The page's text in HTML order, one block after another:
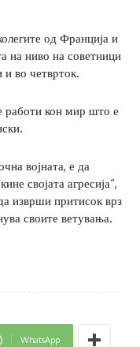
од Франција и
на ниво на советници
и во четврток.
работи кон мир што е
војната, е да
својата агресија“,
изврши притисок врз
своите ветувања.
WhatsApp